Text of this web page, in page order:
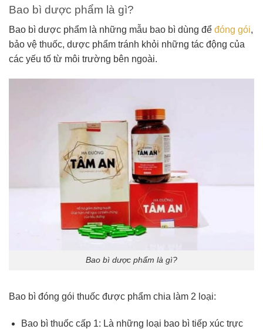
Bao bì dược phẩm là gì?
Bao bì dược phẩm là những mẫu bao bì dùng để đóng gói,
bảo vệ thuốc, dược phẩm tránh khỏi những tác động của
các yếu tố từ môi trường bên ngoài.
Bao bì dược phẩm là gì?
Bao bì đóng gói thuốc được phẩm chia làm 2 loại:
Bao bì thuốc cấp 1: Là những loại bao bì tiếp xúc trực